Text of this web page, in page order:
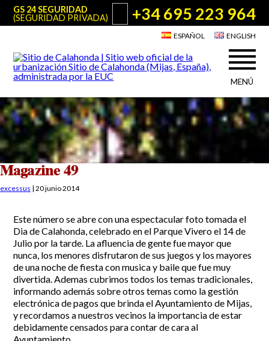
GS 24 SEGURIDAD
(SEGURIDAD PRIVADA)
+34 695 223 964
ESPAÑOL ENGLISH
MENÚ
Acerca de Sitio de Calahonda
Quiénes somos
Junta Directiva
Servicios de la EUC
Estatutos
Actas e Informes Anuales
Contactar
Actuaciones
Utilidades para Residentes y Visitantes
Transporte
El reciclado de nuestros residuos
Información sobre podas
Noticias
Teléfonos de interés
Incidencias
Incidencias
App Gecor
OCIO Y CURIOSIDADES DE SITIO DE CALAHONDA
©2026 E.U.C.
Sitio de Calahonda, Calle Monte Paraíso, 6, 29649 Mijas Costa.
NIF: G29178803.Todos los derechos reservados. Diseño y desarrollo:Jesse Naylor
Magazine 49
excessus | 20 junio 2014
Este número se abre con una espectacular foto tomada el
Dia de Calahonda, celebrado en el Parque Vivero el 14 de
Julio por la tarde. La afluencia de gente fue mayor que
nunca, los menores disfrutaron de sus juegos y los mayores
de una noche de fiesta con musica y baile que fue muy
divertida. Ademas cubrimos todos los temas tradicionales,
informando además sobre otros temas como la gestión
electrónica de pagos que brinda el Ayuntamiento de Mijas,
y recordamos a nuestros vecinos la importancia de estar
debidamente censados para contar de cara al